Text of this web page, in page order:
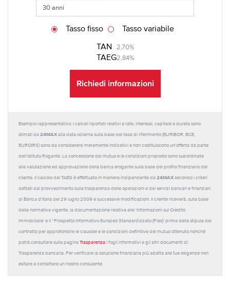
TAN 2,70%
TAEG2,84%
Tasso fisso Tasso variabile
Richiedi informazioni
Esempio rappresentativo: I calcoli riportati relativi a rate, interessi, capitale e durata sono
stimati da 24MAX alla data odierna sulla base dei tassi di riferimento (EURIBOR, BCE,
EUROIRS) sono da considerarsi meramente indicativi e non costituiscono un'offerta da parte
dell'Istituto Rogante. La concessione del mutuo e le condizioni proposte sono subordinate
alla valutazione ed approvazione della banca erogante sulla base del profilo finanziario del
cliente. Il calcolo del TAEG è effettuato in maniera indipendente da 24MAX secondo i criteri
dettati dal provvedimento sulla trasparenza delle operazioni e dei servizi bancari e finanziari
di Banca d'Italia del 29 luglio 2009 e successive modificazioni. Il cliente riceverà, sulla base
della normativa vigente, la documentazione relativa alle 'Informazioni sul Credito
Immobiliare' e il “Prospetto Informativo Europeo Standardizzato (Pies)' prima della stipula del
contratto per approfondire le clausole e le condizioni definitive del mutuo ottenuto nonché
potrà consultare sulla pagina Trasparenza i fogli informativi e gli altri documenti di
Trasparenza bancaria. Per verificare la soluzione finanziaria più adatta alle tue esigenze non
esitare a contattare un nostro consulente.